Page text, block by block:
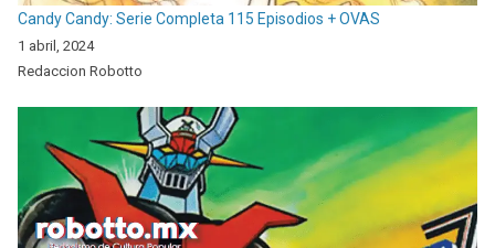
Candy Candy: Serie Completa 115 Episodios + OVAS
1 abril, 2024
Redaccion Robotto